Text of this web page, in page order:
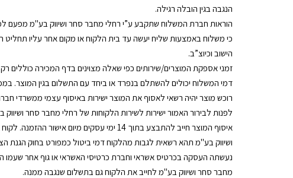
הנגבה בגין הובלה רגילה.
הוראות חברת המשלוח שתקבע ע”י רחלי מחבר סחר ושיווק בע"מ מפעם
כי משלוח באמצעות שליח יעשה עד בית הלקוח או מקום אחר עליו תחליט
הישוב וכיוצ”ב.
זמני אספקת המוצרים/שירותים כפי שאלה מצוינים בדף המכירה כוללים
דמי המשלוח יכולים להשתלם בנפרד או ביחד עם התשלום בגין המוצר.
רוכש מוצר יהיה רשאי לאסוף את המוצר ישירות באיסוף עצמי ממשרדי
לפנות לבירור האמור ישירות לשירות הלקוחות של רחלי מחבר סחר ושיווק
איסוף המוצר חייב להתבצע בתוך 14 ימי
ושיווק בע"מ תהא רשאית לגבות מהלקוח דמי ביטול כמפורט בחוק הגנת
נעשתה העסקה בכרטיס אשראי וחברת כרטיסי האשראי או גוף אחר
מחבר סחר ושיווק בע"מ לחייב את הלקוח גם בתשלום שנגבה ממנה.